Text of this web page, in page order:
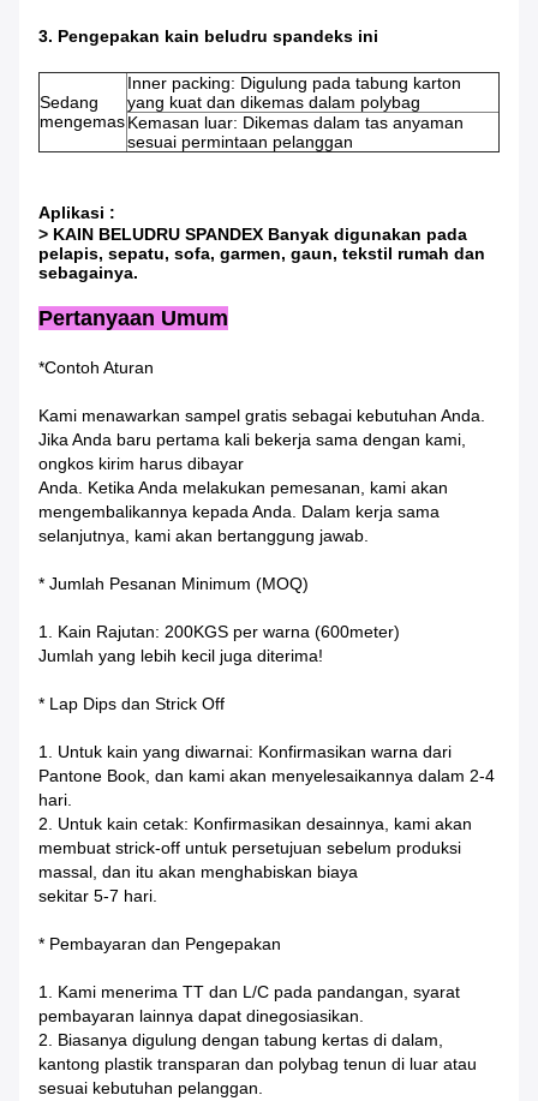
3. Pengepakan kain beludru spandeks ini
Sedang
mengemas
Inner packing: Digulung pada tabung karton
yang kuat dan dikemas dalam polybag
Kemasan luar: Dikemas dalam tas anyaman
sesuai permintaan pelanggan
Aplikasi :
> KAIN BELUDRU SPANDEX Banyak digunakan pada
pelapis, sepatu, sofa, garmen, gaun, tekstil rumah dan
sebagainya.
Pertanyaan Umum
*Contoh Aturan
Kami menawarkan sampel gratis sebagai kebutuhan Anda.
Jika Anda baru pertama kali bekerja sama dengan kami,
ongkos kirim harus dibayar
Anda. Ketika Anda melakukan pemesanan, kami akan
mengembalikannya kepada Anda. Dalam kerja sama
selanjutnya, kami akan bertanggung jawab.
* Jumlah Pesanan Minimum (MOQ)
1. Kain Rajutan: 200KGS per warna (600meter)
Jumlah yang lebih kecil juga diterima!
* Lap Dips dan Strick Off
1. Untuk kain yang diwarnai: Konfirmasikan warna dari
Pantone Book, dan kami akan menyelesaikannya dalam 2-4
hari.
2. Untuk kain cetak: Konfirmasikan desainnya, kami akan
membuat strick-off untuk persetujuan sebelum produksi
massal, dan itu akan menghabiskan biaya
sekitar 5-7 hari.
* Pembayaran dan Pengepakan
1. Kami menerima TT dan L/C pada pandangan, syarat
pembayaran lainnya dapat dinegosiasikan.
2. Biasanya digulung dengan tabung kertas di dalam,
kantong plastik transparan dan polybag tenun di luar atau
sesuai kebutuhan pelanggan.